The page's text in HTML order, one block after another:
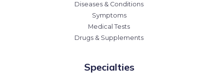
Diseases & Conditions
Symptoms
Medical Tests
Drugs & Supplements
Specialties